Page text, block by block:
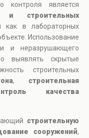
контроля является
и строительных
как в лабораторных
Использование
и неразрушающего
выявлять скрытые
строительных
, строительная
качества
строительную
сооружений,